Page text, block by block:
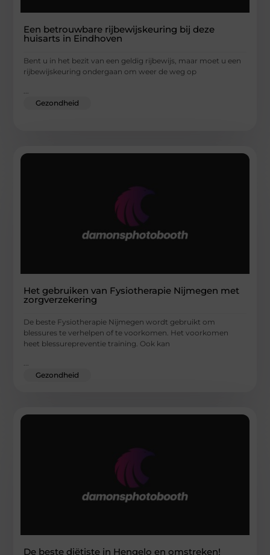
Een betrouwbare rijbewijskeuring bij deze
huisarts in Eindhoven
Bent u in het bezit van een geldig rijbewijs, maar moet u een
rijbewijskeuring ondergaan om weer de weg op
...
Gezondheid
Het gebruiken van Fysiotherapie Nijmegen met
zorgverzekering
De beste Fysiotherapie Nijmegen wordt gebruikt om
blessures te verhelpen of te voorkomen. Het voorkomen
heet blessurepreventie training. Ook kan
...
Gezondheid
De beste diëtiste in Hengelo en omstreken!